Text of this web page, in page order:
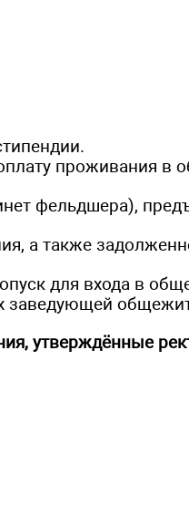
проживания в
фельдшера),
а также
для входа в
заведующей
утверждённые